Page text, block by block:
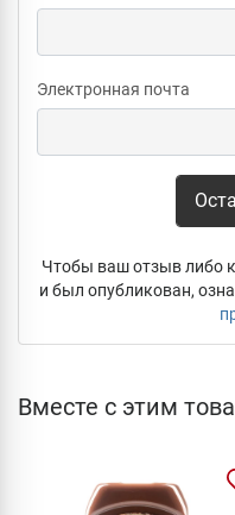
Электронная почта
Чтобы ваш отзыв либо
и был опубликован,
Вместе с этим